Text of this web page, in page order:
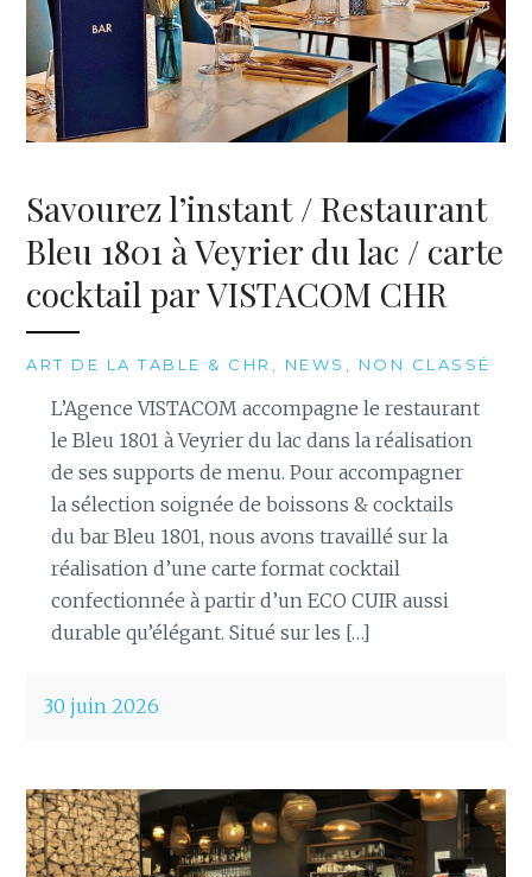
Savourez l’instant / Restaurant
Bleu 1801 à Veyrier du lac / carte
cocktail par VISTACOM CHR
ART DE LA TABLE & CHR , NEWS , NON CLASSÉ
L’Agence VISTACOM accompagne le restaurant
le Bleu 1801 à Veyrier du lac dans la réalisation
de ses supports de menu. Pour accompagner
la sélection soignée de boissons & cocktails
du bar Bleu 1801, nous avons travaillé sur la
réalisation d’une carte format cocktail
confectionnée à partir d’un ECO CUIR aussi
durable qu’élégant. Situé sur les […]
30 juin 2026